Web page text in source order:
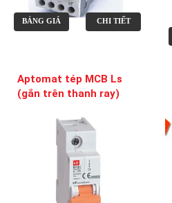
BẢNG GIÁ
CHI TIẾT
Aptomat tép MCB Ls
(gắn trên thanh ray)